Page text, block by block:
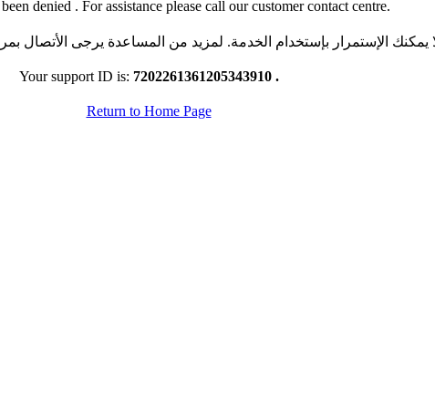
denied . For assistance please call our customer contact centre.
الإستمرار بإستخدام الخدمة. لمزيد من المساعدة يرجى الأتصال
Your support ID is: 7202261361205343910 .
Return to Home Page